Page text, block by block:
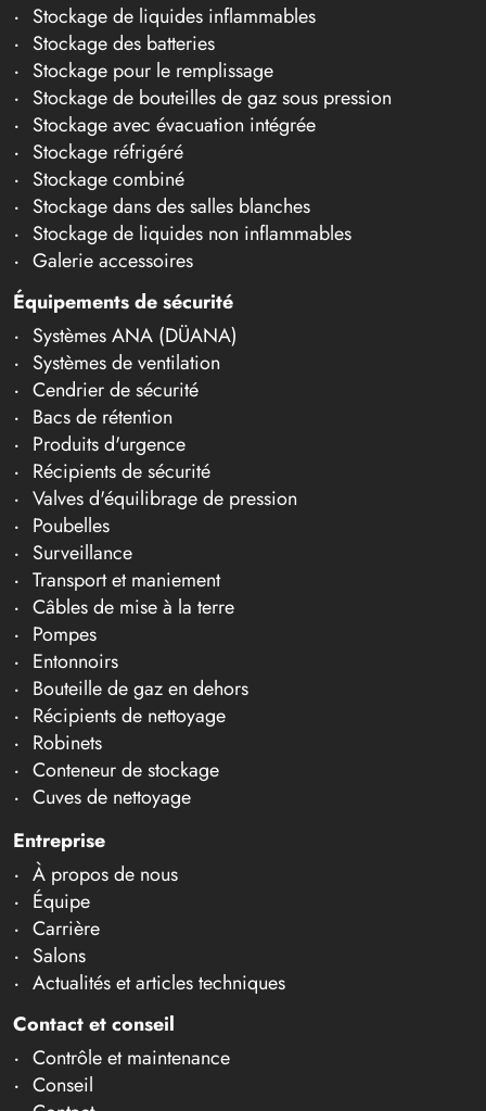
Stockage de liquides inflammables
Stockage des batteries
Stockage pour le remplissage
Stockage de bouteilles de gaz sous pression
Stockage avec évacuation intégrée
Stockage réfrigéré
Stockage combiné
Stockage dans des salles blanches
Stockage de liquides non inflammables
Galerie accessoires
Équipements de sécurité
Systèmes ANA (DÜANA)
Systèmes de ventilation
Cendrier de sécurité
Bacs de rétention
Produits d'urgence
Récipients de sécurité
Valves d'équilibrage de pression
Poubelles
Surveillance
Transport et maniement
Câbles de mise à la terre
Pompes
Entonnoirs
Bouteille de gaz en dehors
Récipients de nettoyage
Robinets
Conteneur de stockage
Cuves de nettoyage
Entreprise
À propos de nous
Équipe
Carrière
Salons
Actualités et articles techniques
Contact et conseil
Contrôle et maintenance
Conseil